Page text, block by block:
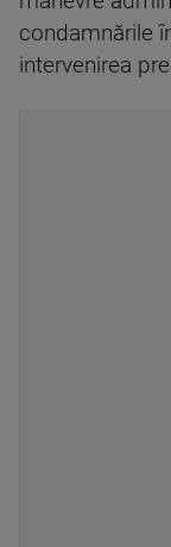
condamnările
intervenirea